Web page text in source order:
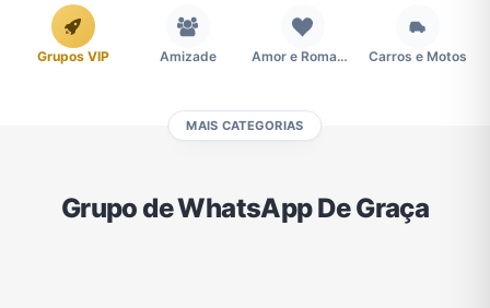
Grupos VIP Amizade Amor e Romance Carros e Motos
MAIS CATEGORIAS
Grupo de WhatsApp De Graça